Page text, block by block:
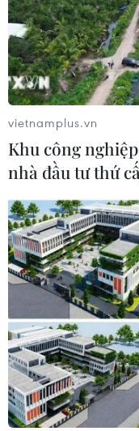
vietnamplus.vn
Khu công
nhà đầu tư thứ